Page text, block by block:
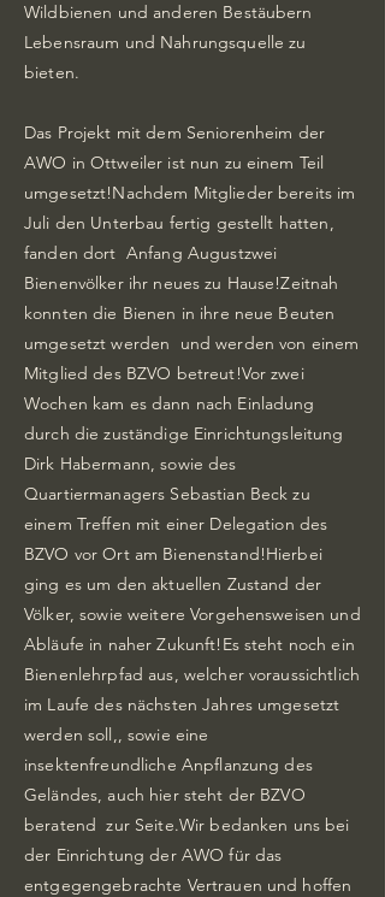
Wildbienen und anderen Bestäubern
Lebensraum und Nahrungsquelle zu
bieten.
Das Projekt mit dem Seniorenheim der
AWO in Ottweiler ist nun zu einem Teil
umgesetzt!Nachdem Mitglieder bereits im
Juli den Unterbau fertig gestellt hatten,
fanden dort Anfang Augustzwei
Bienenvölker ihr neues zu Hause!Zeitnah
konnten die Bienen in ihre neue Beuten
umgesetzt werden und werden von einem
Mitglied des BZVO betreut!Vor zwei
Wochen kam es dann nach Einladung
durch die zuständige Einrichtungsleitung
Dirk Habermann, sowie des
Quartiermanagers Sebastian Beck zu
einem Treffen mit einer Delegation des
BZVO vor Ort am Bienenstand!Hierbei
ging es um den aktuellen Zustand der
Völker, sowie weitere Vorgehensweisen und
Abläufe in naher Zukunft!Es steht noch ein
Bienenlehrpfad aus, welcher voraussichtlich
im Laufe des nächsten Jahres umgesetzt
werden soll,, sowie eine
insektenfreundliche Anpflanzung des
Geländes, auch hier steht der BZVO
beratend zur Seite.Wir bedanken uns bei
der Einrichtung der AWO für das
entgegengebrachte Vertrauen und hoffen